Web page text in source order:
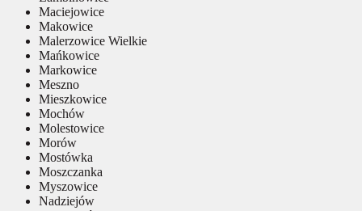
Maciejowice
Makowice
Malerzowice Wielkie
Mańkowice
Markowice
Meszno
Mieszkowice
Mochów
Molestowice
Morów
Mostówka
Moszczanka
Myszowice
Nadziejów